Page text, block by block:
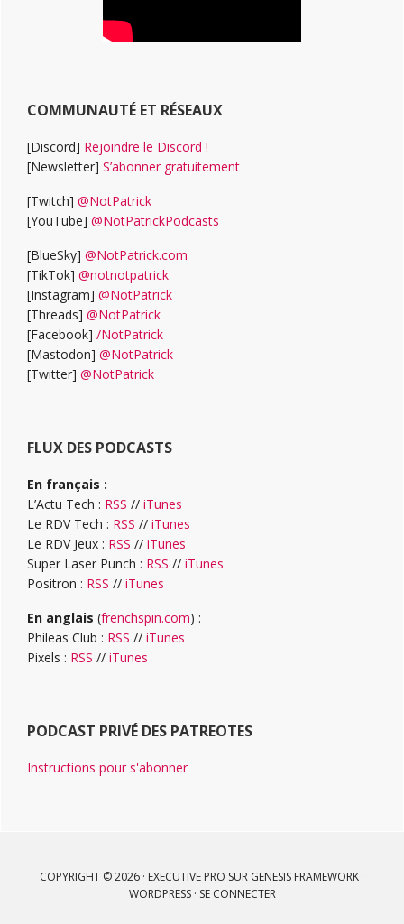
COMMUNAUTÉ ET RÉSEAUX
[Discord] Rejoindre le Discord !
[Newsletter] S’abonner gratuitement
[Twitch] @NotPatrick
[YouTube] @NotPatrickPodcasts
[BlueSky] @NotPatrick.com
[TikTok] @notnotpatrick
[Instagram] @NotPatrick
[Threads] @NotPatrick
[Facebook] /NotPatrick
[Mastodon] @NotPatrick
[Twitter] @NotPatrick
FLUX DES PODCASTS
En français :
L’Actu Tech : RSS // iTunes
Le RDV Tech : RSS // iTunes
Le RDV Jeux : RSS // iTunes
Super Laser Punch : RSS // iTunes
Positron : RSS // iTunes
En anglais (frenchspin.com) :
Phileas Club : RSS // iTunes
Pixels : RSS // iTunes
PODCAST PRIVÉ DES PATREOTES
Instructions pour s'abonner
COPYRIGHT © 2026 · EXECUTIVE PRO SUR GENESIS FRAMEWORK ·
WORDPRESS· SE CONNECTER